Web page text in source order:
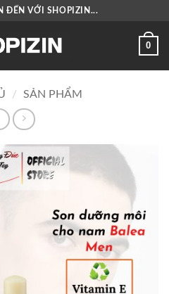
ĐẾN VỚI SHOPIZIN...
0
/ SẢN PHẨM